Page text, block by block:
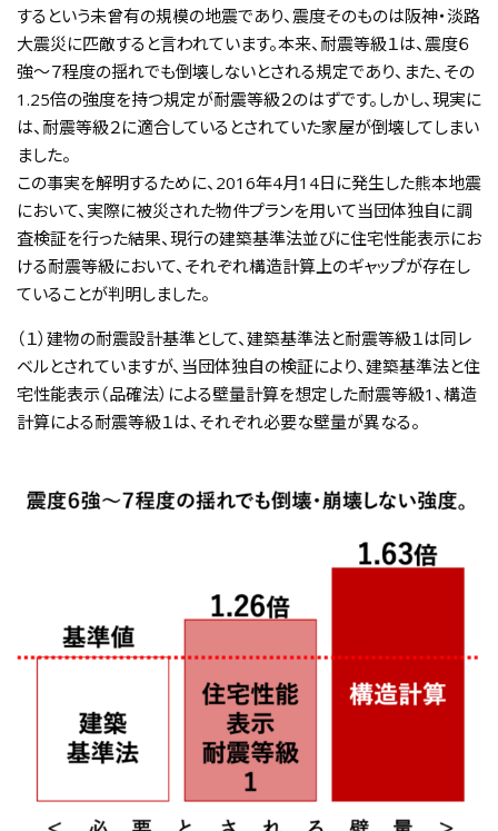
するという未曾有の規模の地震であり、震度そのものは阪神・淡路
大震災に匹敵すると言われています。本来、耐震等級１は、震度６
強〜７程度の揺れでも倒壊しないとされる規定であり、また、その
1.25倍の強度を持つ規定が耐震等級２のはずです。しかし、現実に
は、耐震等級２に適合しているとされていた家屋が倒壊してしまい
ました。
この事実を解明するために、2016年4月14日に発生した熊本地震
において、実際に被災された物件プランを用いて当団体独自に調
査検証を行った結果、現行の建築基準法並びに住宅性能表示にお
ける耐震等級において、それぞれ構造計算上のギャップが存在し
ていることが判明しました。
（１）建物の耐震設計基準として、建築基準法と耐震等級１は同レ
ベルとされていますが、当団体独自の検証により、建築基準法と住
宅性能表示（品確法）による壁量計算を想定した耐震等級1、構造
計算による耐震等級１は、それぞれ必要な壁量が異なる。